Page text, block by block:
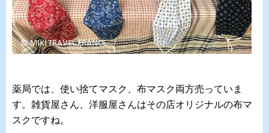
薬局では、使い捨てマスク、布マスク両方売っていま
す。雑貨屋さん、洋服屋さんはその店オリジナルの布マ
スクですね。